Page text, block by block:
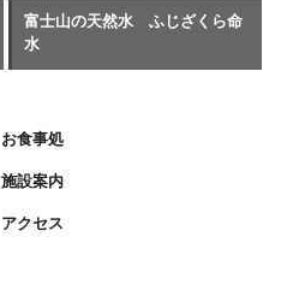
富士山の天然水 ふじざくら命
水
お食事処
施設案内
アクセス